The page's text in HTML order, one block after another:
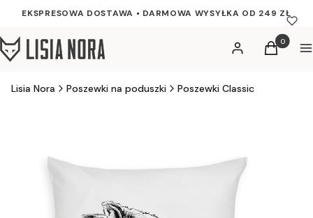
EKSPRESOWA DOSTAWA • DARMOWA WYSYŁKA OD 249 ZŁ
Zaloguj sięProdukty
Koszyk
Lisia Nora Poszewki na poduszki Poszewki Classic